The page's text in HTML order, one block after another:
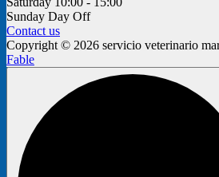
Sunday Day Off
Contact us
Copyright © 2026 servicio veterinario
Fable